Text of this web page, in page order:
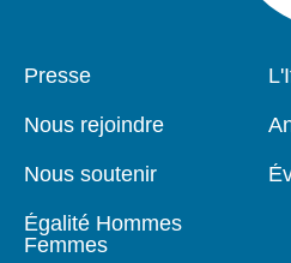
Pied
Presse
Nous rejoindre
Nous soutenir
Égalité Hommes
Femmes